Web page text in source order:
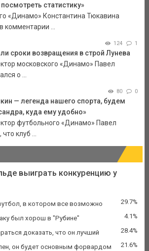
статистику»
«Динамо» Константина Тюкавина
комментарии ...
124 1
сроки возвращения в строй Лунева
московского «Динамо» Павел
о ...
80 0
— легенда нашего спорта, будем
куда ему удобно»
футбольного «Динамо» Павел
клуб ...
выиграть конкуренцию у
в котором все возможно 29.7%
был хорош в "Рубине" 4.1%
доказать, что он лучший 28.4%
он будет основным форвардом 21.6%